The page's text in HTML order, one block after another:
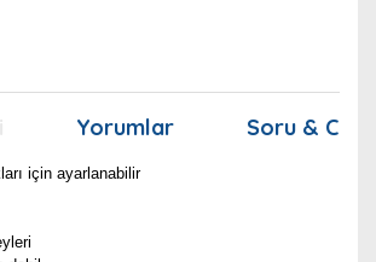
Yorumlar Soru &
için ayarlanabilir